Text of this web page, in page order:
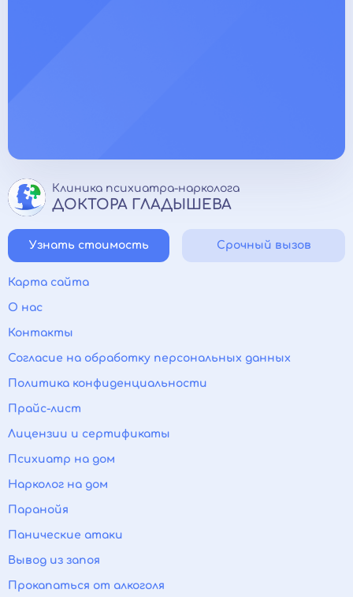
Клиника психиатра-нарколога
ДОКТОРА ГЛАДЫШЕВА
Узнать стоимость Срочный вызов
Карта сайта
О нас
Контакты
Согласие на обработку персональных данных
Политика конфиденциальности
Прайс-лист
Лицензии и сертификаты
Психиатр на дом
Нарколог на дом
Паранойя
Панические атаки
Вывод из запоя
Прокапаться от алкоголя